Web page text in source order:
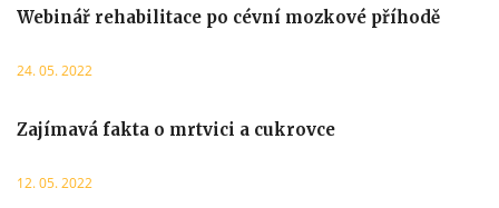
Webinář rehabilitace po cévní mozkové příhodě
24. 05. 2022
Zajímavá fakta o mrtvici a cukrovce
12. 05. 2022